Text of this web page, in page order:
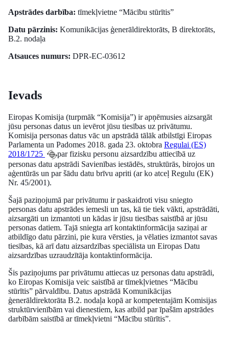
Apstrādes darbība: tīmekļvietne “Mācību stūrītis”
Datu pārzinis: Komunikācijas ģenerāldirektorāts, B direktorāts,
B.2. nodaļa
Atsauces numurs: DPR-EC-03612
Ievads
Eiropas Komisija (turpmāk “Komisija”) ir apņēmusies aizsargāt
jūsu personas datus un ievērot jūsu tiesības uz privātumu.
Komisija personas datus vāc un apstrādā tālāk atbilstīgi Eiropas
Parlamenta un Padomes 2018. gada 23. oktobra Regulai (ES)
2018/1725
par fizisku personu aizsardzību attiecībā uz
personas datu apstrādi Savienības iestādēs, struktūrās, birojos un
aģentūrās un par šādu datu brīvu apriti (ar ko atceļ Regulu (EK)
Nr. 45/2001).
Šajā paziņojumā par privātumu ir paskaidroti visu sniegto
personas datu apstrādes iemesli un tas, kā tie tiek vākti, apstrādāti,
aizsargāti un izmantoti un kādas ir jūsu tiesības saistībā ar jūsu
personas datiem. Tajā sniegta arī kontaktinformācija saziņai ar
atbildīgo datu pārzini, pie kura vērsties, ja vēlaties izmantot savas
tiesības, kā arī datu aizsardzības speciālista un Eiropas Datu
aizsardzības uzraudzītāja kontaktinformācija.
Šis paziņojums par privātumu attiecas uz personas datu apstrādi,
ko Eiropas Komisija veic saistībā ar tīmekļvietnes “Mācību
stūrītis” pārvaldību. Datus apstrādā Komunikācijas
ģenerāldirektorāta B.2. nodaļa kopā ar kompetentajām Komisijas
struktūrvienībām vai dienestiem, kas atbild par īpašām apstrādes
darbībām saistībā ar tīmekļvietni “Mācību stūrītis”.